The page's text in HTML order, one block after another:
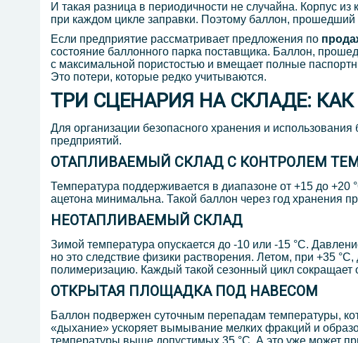
И такая разница в периодичности не случайна. Корпус
при каждом цикле заправки. Поэтому баллон, прошедший
Если предприятие рассматривает предложения по
состояние баллонного парка поставщика. Баллон,
с максимальной пористостью и вмещает полные
Это потери, которые редко учитываются.
ТРИ СЦЕНАРИЯ НА СКЛАДЕ:
Для организации безопасного хранения и
предприятий.
ОТАПЛИВАЕМЫЙ СКЛАД С КОНТРОЛЕМ
Температура поддерживается в диапазоне от +15 до
ацетона минимальна. Такой баллон через год хранения
НЕОТАПЛИВАЕМЫЙ СКЛАД
Зимой температура опускается до -10 или -15 °C.
но это следствие физики растворения. Летом, при +35
полимеризацию. Каждый такой сезонный цикл сокращает
ОТКРЫТАЯ ПЛОЩАДКА ПОД НАВЕСОМ
Баллон подвержен суточным перепадам температуры,
«дыхание» ускоряет вымывание мелких фракций и